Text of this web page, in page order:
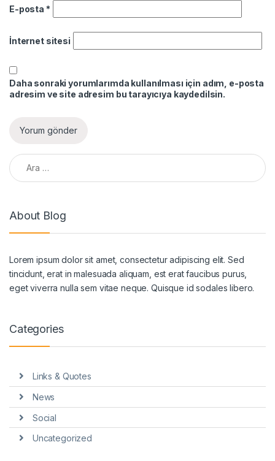
E-posta *
İnternet sitesi
Daha sonraki yorumlarımda kullanılması için adım, e-posta
adresim ve site adresim bu tarayıcıya kaydedilsin.
Arama:
About Blog
Lorem ipsum dolor sit amet, consectetur adipiscing elit. Sed
tincidunt, erat in malesuada aliquam, est erat faucibus purus,
eget viverra nulla sem vitae neque. Quisque id sodales libero.
Categories
Links & Quotes
News
Social
Uncategorized